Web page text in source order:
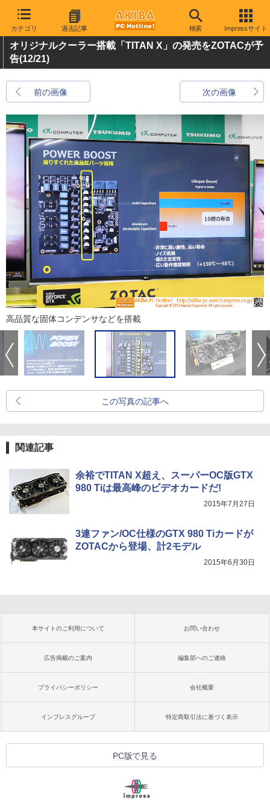
カテゴリ 過去記事 検索 Impressサイト
オリジナルクーラー搭載「TITAN X」の発売をZOTACが予
告(12/21)
前の画像 次の画像
高品質な固体コンデンサなどを搭載
この写真の記事へ
関連記事
余裕でTITAN X超え、スーパーOC版GTX
980 Tiは最高峰のビデオカードだ!
2015年7月27日
3連ファン/OC仕様のGTX 980 Tiカードが
ZOTACから登場、計2モデル
2015年6月30日
本サイトのご利用について お問い合わせ
広告掲載のご案内 編集部へのご連絡
プライバシーポリシー 会社概要
インプレスグループ 特定商取引法に基づく表示
PC版で見る